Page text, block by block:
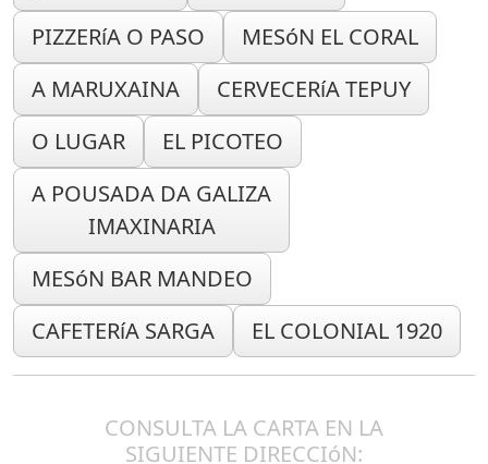
PIZZERíA O PASO
MESóN EL CORAL
A MARUXAINA
CERVECERíA TEPUY
O LUGAR
EL PICOTEO
A POUSADA DA GALIZA
IMAXINARIA
MESóN BAR MANDEO
CAFETERíA SARGA
EL COLONIAL 1920
CONSULTA LA CARTA EN LA
SIGUIENTE DIRECCIóN: